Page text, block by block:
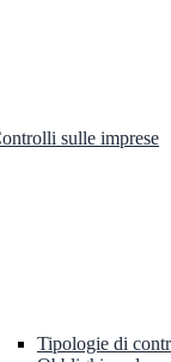
sulle imprese
Tipologie di